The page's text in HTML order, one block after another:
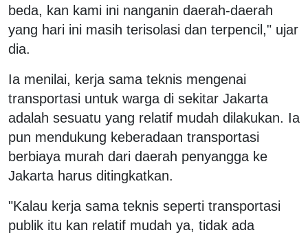
beda, kan kami ini nanganin daerah-daerah
yang hari ini masih terisolasi dan terpencil," ujar
dia.
Ia menilai, kerja sama teknis mengenai
transportasi untuk warga di sekitar Jakarta
adalah sesuatu yang relatif mudah dilakukan. Ia
pun mendukung keberadaan transportasi
berbiaya murah dari daerah penyangga ke
Jakarta harus ditingkatkan.
"Kalau kerja sama teknis seperti transportasi
publik itu kan relatif mudah ya, tidak ada